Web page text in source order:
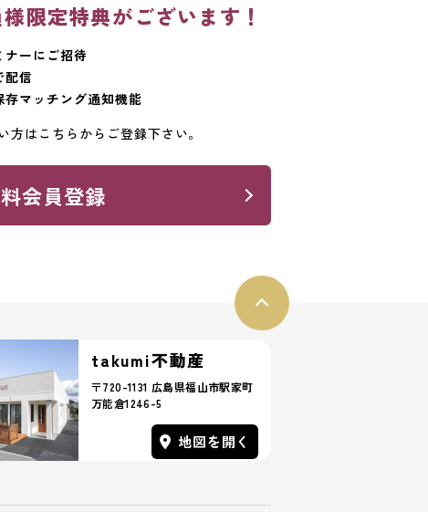
限定特典がございます！
ーにご招待
配信
マッチング通知機能
方はこちらからご登録下さい。
会員登録
takumi不動産
〒720-1131 広島県福山市駅家町
万能倉1246-5
地図を開く